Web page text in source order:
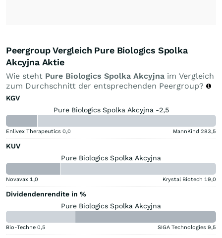
Peergroup Vergleich Pure Biologics Spolka
Akcyjna Aktie
Wie steht Pure Biologics Spolka Akcyjna im Vergleich
zum Durchschnitt der entsprechenden Peergroup?
KGV
Pure Biologics Spolka Akcyjna -2,5
Enlivex Therapeutics 0,0 MannKind 283,5
KUV
Pure Biologics Spolka Akcyjna
Novavax 1,0 Krystal Biotech 19,0
Dividendenrendite in %
Pure Biologics Spolka Akcyjna
Bio-Techne 0,5 SIGA Technologies 9,5